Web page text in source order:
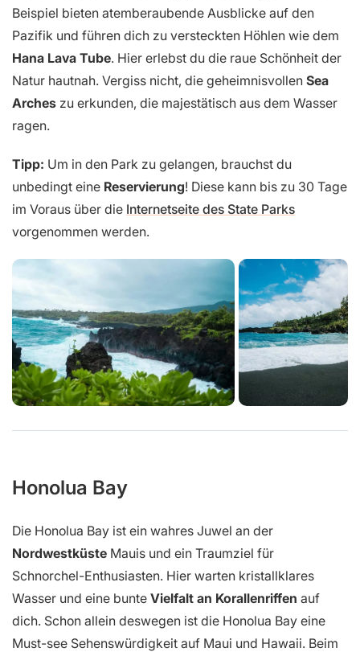
Beispiel bieten atemberaubende Ausblicke auf den
Pazifik und führen dich zu versteckten Höhlen wie dem
Hana Lava Tube. Hier erlebst du die raue Schönheit der
Natur hautnah. Vergiss nicht, die geheimnisvollen Sea
Arches zu erkunden, die majestätisch aus dem Wasser
ragen.
Tipp: Um in den Park zu gelangen, brauchst du
unbedingt eine Reservierung! Diese kann bis zu 30 Tage
im Voraus über die Internetseite des State Parks
vorgenommen werden.
Honolua Bay
Die Honolua Bay ist ein wahres Juwel an der
Nordwestküste Mauis und ein Traumziel für
Schnorchel-Enthusiasten. Hier warten kristallklares
Wasser und eine bunte Vielfalt an Korallenriffen auf
dich. Schon allein deswegen ist die Honolua Bay eine
Must-see Sehenswürdigkeit auf Maui und Hawaii. Beim